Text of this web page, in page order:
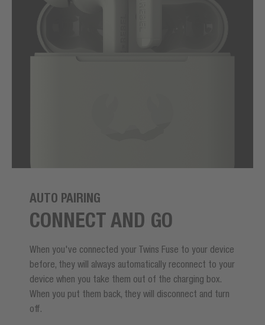
AUTO PAIRING
CONNECT AND GO
When you've connected your Twins Fuse to your device
before, they will always automatically reconnect to your
device when you take them out of the charging box.
When you put them back, they will disconnect and turn
off.